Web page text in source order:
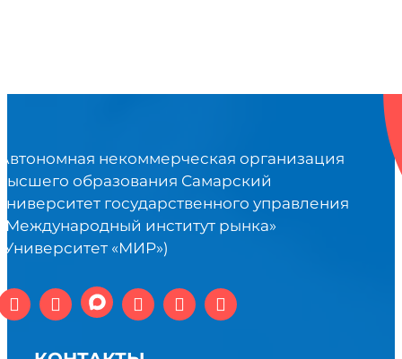
некоммерческая организация
образования Самарский
государственного управления
институт рынка»
«МИР»)